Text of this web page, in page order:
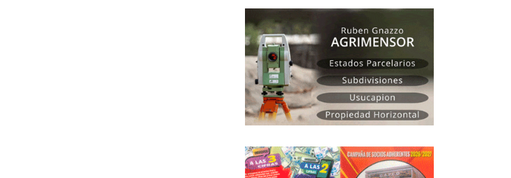
01
Ago
Salomón: “El Saladillo de hoy es un Saladillo que
apasiona a todos”
El intendente José Luis Salomón compartió un
con Radio...
leer más